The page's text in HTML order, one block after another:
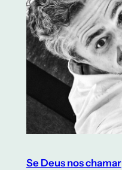
Se Deus nos chamar